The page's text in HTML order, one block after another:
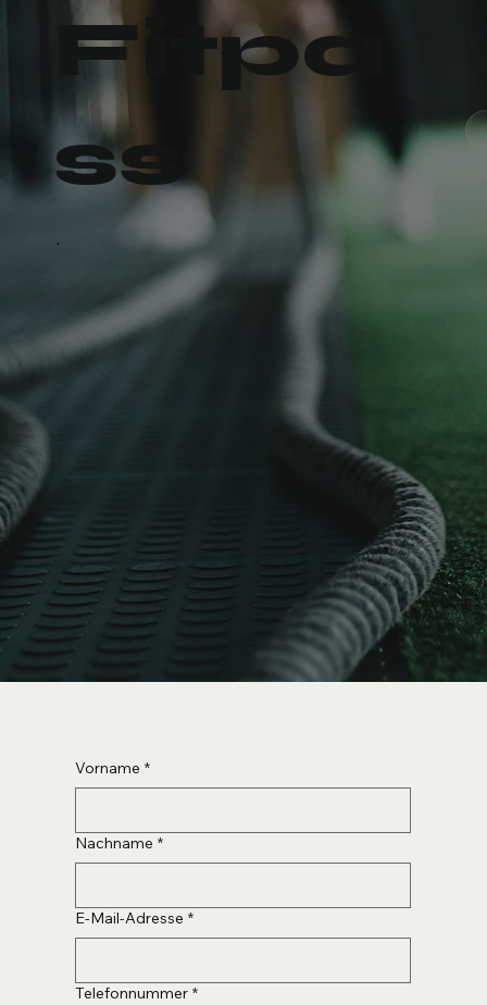
Fitpa
ss
.
Vorname *
Nachname *
E-Mail-Adresse *
Telefonnummer *